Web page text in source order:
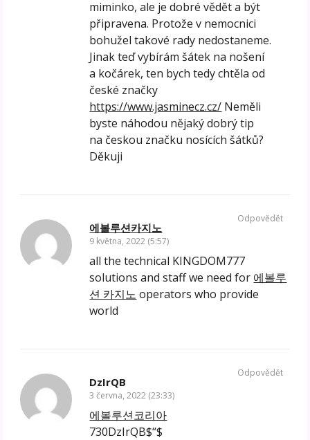
miminko, ale je dobré vědět a být
připravena. Protože v nemocnici
bohužel takové rady nedostaneme.
Jinak teď vybírám šátek na nošení
a kočárek, ten bych tedy chtěla od
české značky
https://www.jasminecz.cz/ Neměli
byste náhodou nějaký dobrý tip
na českou značku nosících šátků?
Děkuji
에볼루션카지노
9 května, 2022 (5:57)
all the technical KINGDOM777
solutions and staff we need for 에볼루
션 카지노 operators who provide
world
Odpovědět
DzIrQB
3 června, 2022 (23:33)
에볼루션코리아
730DzIrQB$“$
Odpovědět